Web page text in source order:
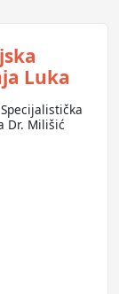
Luka
Dr. Milišić